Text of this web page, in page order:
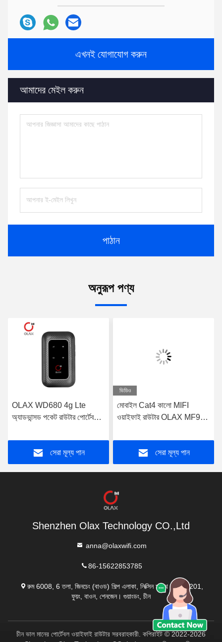
এখনই যোগাযোগ করুন
আমাদের মেইল ​​করুন
পাঠান
অনুরূপ পণ্য
OLAX WD680 4g Lte
অ্যাডভান্সড পকেট রাউটার পোর্টেবল
সেরা মূল্য পান
ভিডিও
মোবাইল Cat4 কালো MIFI
ওয়াইফাই রাউটার OLAX MF982
সেরা মূল্য পান
Shenzhen Olax Technology CO.,Ltd
anna@olaxwifi.com
86-15622853785
রুম 6008, 6 তলা, জিনচেং (বাওড) শিল্প এলাকা, লিক্সিন সাউথ রোড নং 201,
ফুয়ং, বাওন, শেনজেন। গুয়াংডং, চীন
চীন ভাল মানের পোর্টেবল ওয়াইফাই রাউটার সরবরাহকারী. কপিরাইট © 2022-2026